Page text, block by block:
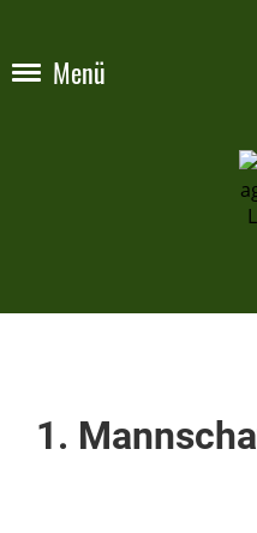
Menü
1.